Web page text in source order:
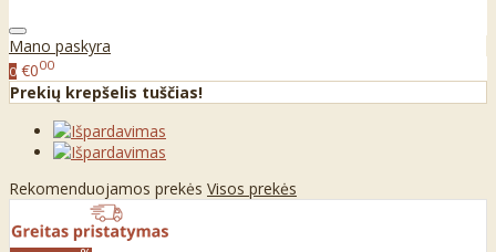
Mano paskyra
0 €000
Prekių krepšelis tuščias!
Rekomenduojamos prekės Visos prekės